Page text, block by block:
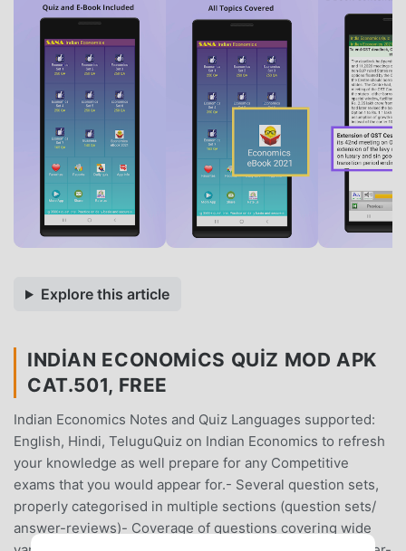
Explore this article
INDIAN ECONOMICS QUIZ MOD APK
CAT.501, FREE
Indian Economics Notes and Quiz Languages supported:
English, Hindi, TeluguQuiz on Indian Economics to refresh
your knowledge as well prepare for any Competitive
exams that you would appear for.- Several question sets,
properly categorised in multiple sections (question sets/
answer-reviews)- Coverage of questions covering wide